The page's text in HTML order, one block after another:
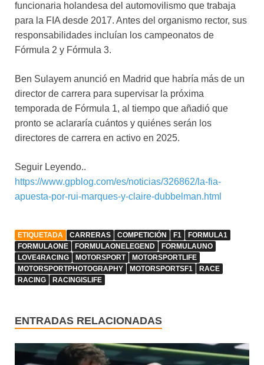
funcionaria holandesa del automovilismo que trabaja
para la FIA desde 2017. Antes del organismo rector, sus
responsabilidades incluían los campeonatos de
Fórmula 2 y Fórmula 3.
Ben Sulayem anunció en Madrid que habría más de un
director de carrera para supervisar la próxima
temporada de Fórmula 1, al tiempo que añadió que
pronto se aclararía cuántos y quiénes serán los
directores de carrera en activo en 2025.
Seguir Leyendo..
https://www.gpblog.com/es/noticias/326862/la-fia-
apuesta-por-rui-marques-y-claire-dubbelman.html
ETIQUETADA CARRERAS COMPETICIÓN F1
FORMULA1
FORMULAONE
FORMULAONELEGEND
FORMULAUNO
LOVE4RACING
MOTORSPORT
MOTORSPORTLIFE
MOTORSPORTPHOTOGRAPHY
MOTORSPORTSF1
RACE
RACING
RACINGISLIFE
ENTRADAS RELACIONADAS